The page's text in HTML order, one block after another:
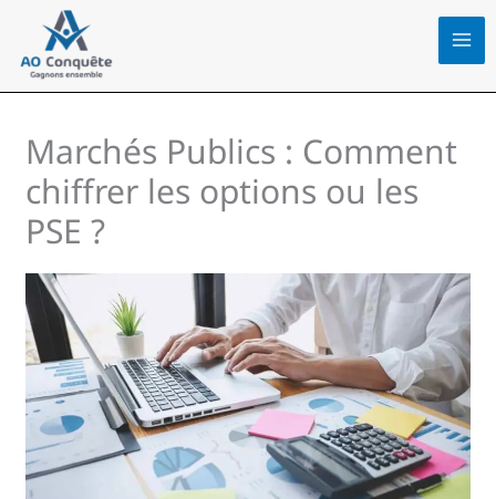
contenu
Marchés Publics : Comment
chiffrer les options ou les
PSE ?